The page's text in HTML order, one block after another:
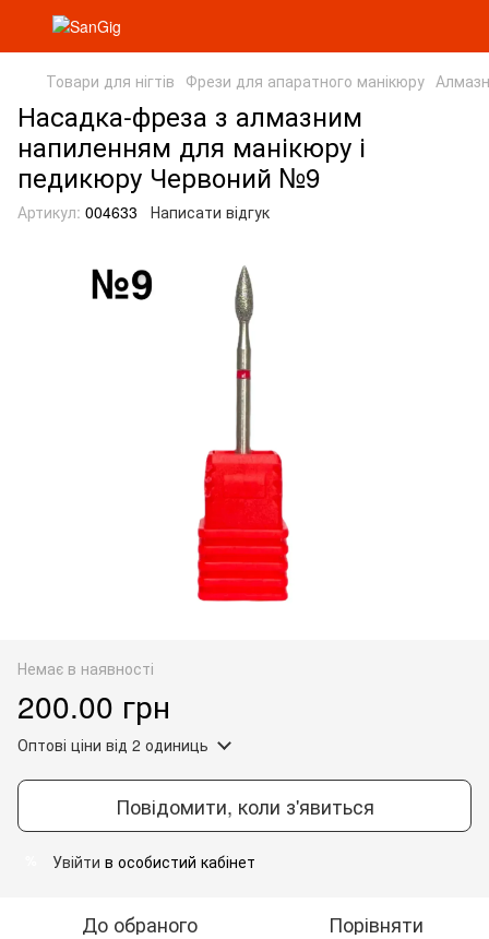
Товари для нігтів Фрези для апаратного манікюру
Насадка-фреза з алмазним
напиленням для манікюру і
педикюру Червоний №9
Артикул: 004633 Написати відгук
Немає в наявності
200.00 грн
Оптові ціни від 2 одиниць
Повідомити, коли з'явиться
Увійти в особистий кабінет
До обраного Порівняти